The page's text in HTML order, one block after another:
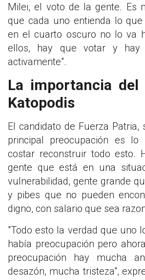
Milei, el voto de la gente. Es
que cada uno entienda lo
en el cuarto oscuro no lo va
ellos, hay que votar y hay
activamente".
La importancia del
Katopodis
El candidato de Fuerza Patria,
principal preocupación es
costar reconstruir todo esto.
gente que está en una
vulnerabilidad, gente grande
y pibes que no pueden
digno, con salario que sea
"Todo esto la verdad que uno
había preocupación pero
preocupación hay mucha
desazón, mucha tristeza",